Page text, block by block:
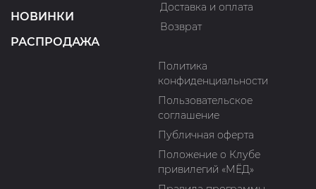
НОВИНКИ
РАСПРОДАЖА
Доставка и оплата
Возврат
Политика
конфиденциальности
Пользовательское
соглашение
Публичная оферта
Положение о Клубе
привилегий «МЁД»